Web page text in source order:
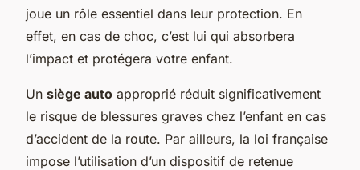
joue un rôle essentiel dans leur protection. En
effet, en cas de choc, c’est lui qui absorbera
l’impact et protégera votre enfant.
Un siège auto approprié réduit significativement
le risque de blessures graves chez l’enfant en cas
d’accident de la route. Par ailleurs, la loi française
impose l’utilisation d’un dispositif de retenue